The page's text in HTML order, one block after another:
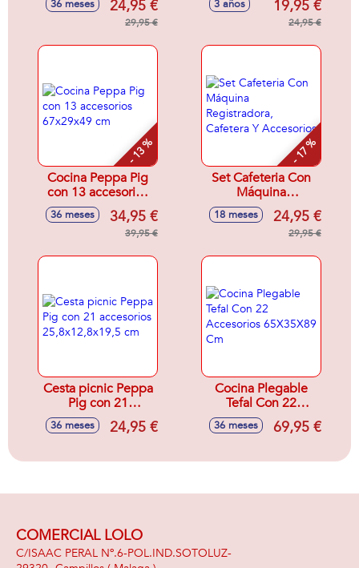
36X30X66 CM
36 meses 24,95 €
29,95 €
TRASERO
66X30X36 CM.
3 años 19,95 €
24,95 €
- 13 %
Cocina Peppa Pig
con 13 accesorios
67x29x49 cm
36 meses 34,95 €
39,95 €
- 17 %
Set Cafeteria Con
Máquina
Registradora,
Cafetera Y
Accesorios
18 meses 24,95 €
29,95 €
Cesta picnic Peppa
Pig con 21
accesorios
25,8x12,8x19,5 cm
36 meses 24,95 €
Cocina Plegable
Tefal Con 22
Accesorios
65X35X89 Cm
36 meses 69,95 €
COMERCIAL LOLO
C/ISAAC PERAL Nº.6-POL.IND.SOTOLUZ-